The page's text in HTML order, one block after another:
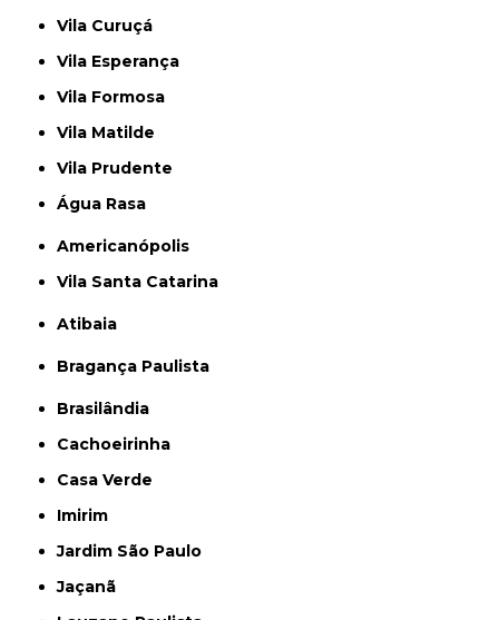
Vila Curuçá
Vila Esperança
Vila Formosa
Vila Matilde
Vila Prudente
Água Rasa
Americanópolis
Vila Santa Catarina
Atibaia
Bragança Paulista
Brasilândia
Cachoeirinha
Casa Verde
Imirim
Jardim São Paulo
Jaçanã